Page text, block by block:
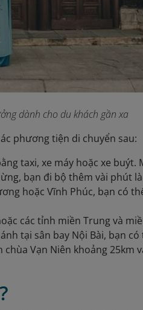
dành cho du khách gần xa
phương tiện di chuyển sau:
taxi, xe máy hoặc xe buýt.
bạn đi bộ thêm vài phút
hoặc Vĩnh Phúc, bạn có
các tỉnh miền Trung và
tại sân bay Nội Bài, bạn
Vạn Niên khoảng 25km